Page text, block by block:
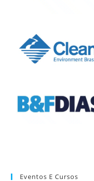
Eventos E Cursos